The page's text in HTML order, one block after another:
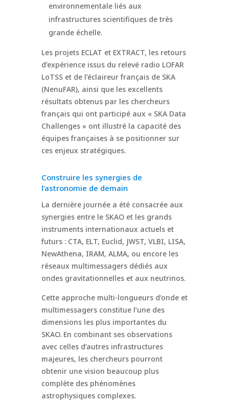
environnementale liés aux
infrastructures scientifiques de très
grande échelle.
Les projets ECLAT et EXTRACT, les retours
d’expérience issus du relevé radio LOFAR
LoTSS et de l’éclaireur français de SKA
(NenuFAR), ainsi que les excellents
résultats obtenus par les chercheurs
français qui ont participé aux « SKA Data
Challenges » ont illustré la capacité des
équipes françaises à se positionner sur
ces enjeux stratégiques.
Construire les synergies de
l’astronomie de demain
La dernière journée a été consacrée aux
synergies entre le SKAO et les grands
instruments internationaux actuels et
futurs : CTA, ELT, Euclid, JWST, VLBI, LISA,
NewAthena, IRAM, ALMA, ou encore les
réseaux multimessagers dédiés aux
ondes gravitationnelles et aux neutrinos.
Cette approche multi-longueurs d’onde et
multimessagers constitue l’une des
dimensions les plus importantes du
SKAO. En combinant ses observations
avec celles d’autres infrastructures
majeures, les chercheurs pourront
obtenir une vision beaucoup plus
complète des phénomènes
astrophysiques complexes.